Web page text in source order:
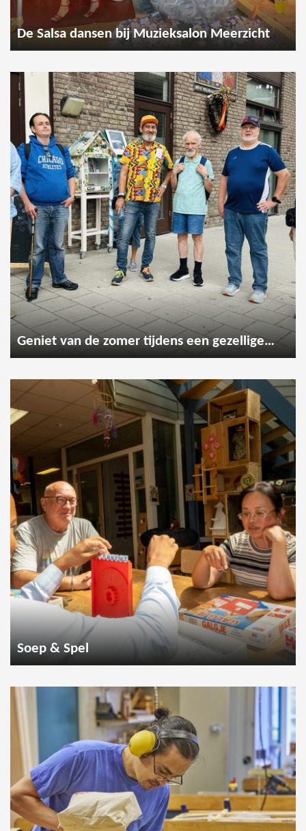
De Salsa dansen bij Muzieksalon Meerzicht
Geniet van de zomer tijdens een gezellige wandeling
Soep & Spel